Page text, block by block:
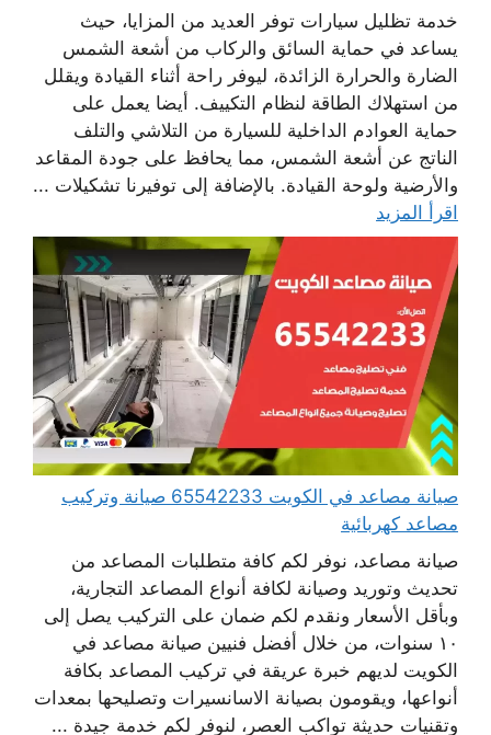
خدمة تظليل سيارات توفر العديد من المزايا، حيث
يساعد في حماية السائق والركاب من أشعة الشمس
الضارة والحرارة الزائدة، ليوفر راحة أثناء القيادة ويقلل
من استهلاك الطاقة لنظام التكييف. أيضا يعمل على
حماية العوادم الداخلية للسيارة من التلاشي والتلف
الناتج عن أشعة الشمس، مما يحافظ على جودة المقاعد
والأرضية ولوحة القيادة. بالإضافة إلى توفيرنا تشكيلات ...
اقرأ المزيد
صيانة مصاعد في الكويت 65542233 صيانة وتركيب
مصاعد كهربائية
صيانة مصاعد، نوفر لكم كافة متطلبات المصاعد من
تحديث وتوريد وصيانة لكافة أنواع المصاعد التجارية،
وبأقل الأسعار ونقدم لكم ضمان على التركيب يصل إلى
١٠ سنوات، من خلال أفضل فنيين صيانة مصاعد في
الكويت لديهم خبرة عريقة في تركيب المصاعد بكافة
أنواعها، ويقومون بصيانة الاسانسيرات وتصليحها بمعدات
وتقنيات حديثة تواكب العصر، لنوفر لكم خدمة جيدة ...